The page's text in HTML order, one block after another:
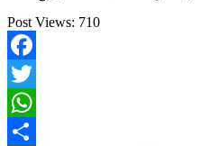
Post Views: 710
Facebook
Twitter
WhatsApp